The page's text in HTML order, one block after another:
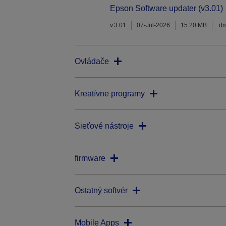
Epson Software updater (v3.01)
v.3.01 07-Jul-2026 15.20 MB
Ovládače
Kreatívne programy
Sieťové nástroje
firmware
Ostatný softvér
Mobile Apps